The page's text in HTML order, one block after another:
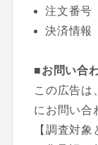
注文番号
決済情報
■お問い合
この広告は
にお問い合
【調査対